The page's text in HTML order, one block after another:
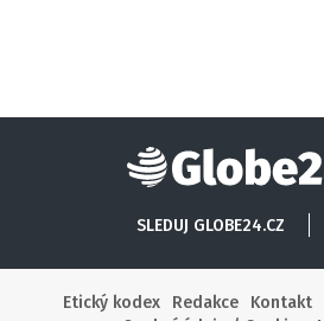
SLEDUJ GLOBE24.CZ
Etický kodex
Redakce Kontakt